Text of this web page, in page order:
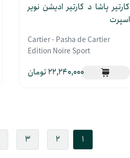
کارتیر پاشا د کارتیر ادیشن نویر
اسپرت
Cartier - Pasha de Cartier
Edition Noire Sport
22,240,000
1
2
3